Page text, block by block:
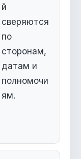
й
сверяются
по
сторонам,
датам и
полномочи
ям.